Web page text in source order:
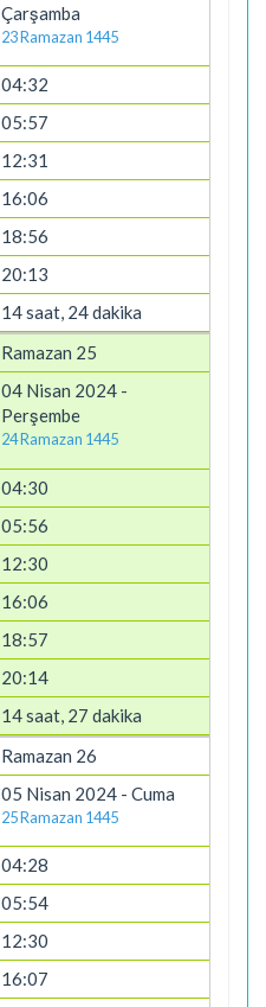
Çarşamba
23 Ramazan 1445
04:32
05:57
12:31
16:06
18:56
20:13
14 saat, 24 dakika
Ramazan 25
04 Nisan 2024 -
Perşembe
24 Ramazan 1445
04:30
05:56
12:30
16:06
18:57
20:14
14 saat, 27 dakika
Ramazan 26
05 Nisan 2024 - Cuma
25 Ramazan 1445
04:28
05:54
12:30
16:07